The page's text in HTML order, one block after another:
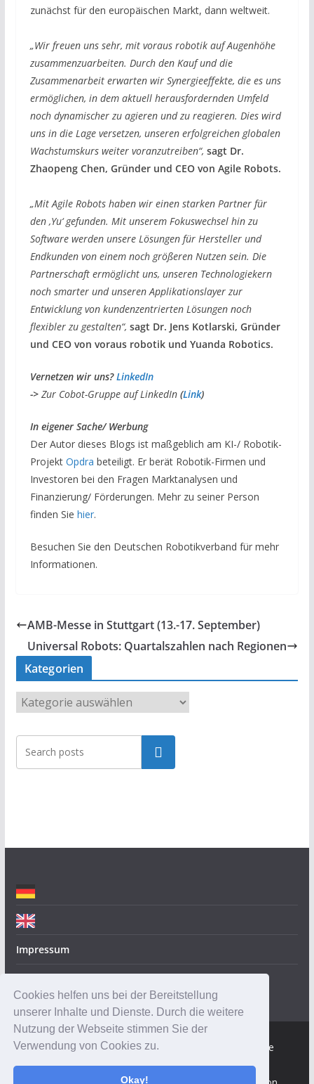
Cookies helfen uns bei der Bereitstellung
unserer Inhalte und Dienste. Durch die weitere
Nutzung der Webseite stimmen Sie der
Verwendung von Cookies zu.
Okay!
zunächst für den europäischen Markt, dann weltweit.
„Wir freuen uns sehr, mit voraus robotik auf Augenhöhe
zusammenzuarbeiten. Durch den Kauf und die
Zusammenarbeit erwarten wir Synergieeffekte, die es uns
ermöglichen, in dem aktuell herausfordernden Umfeld
noch dynamischer zu agieren und zu reagieren. Dies wird
uns in die Lage versetzen, unseren erfolgreichen globalen
Wachstumskurs weiter voranzutreiben“, sagt Dr.
Zhaopeng Chen, Gründer und CEO von Agile Robots.
„Mit Agile Robots haben wir einen starken Partner für
den ‚Yu‘ gefunden. Mit unserem Fokuswechsel hin zu
Software werden unsere Lösungen für Hersteller und
Endkunden von einem noch größeren Nutzen sein. Die
Partnerschaft ermöglicht uns, unseren Technologiekern
noch smarter und unseren Applikationslayer zur
Entwicklung von kundenzentrierten Lösungen noch
flexibler zu gestalten“, sagt Dr. Jens Kotlarski, Gründer
und CEO von voraus robotik und Yuanda Robotics.
Vernetzen wir uns? LinkedIn
-> Zur Cobot-Gruppe auf LinkedIn(Link)
In eigener Sache/ Werbung
Der Autor dieses Blogs ist maßgeblich am KI-/ Robotik-
Projekt Opdra beteiligt. Er berät Robotik-Firmen und
Investoren bei den Fragen Marktanalysen und
Finanzierung/ Förderungen. Mehr zu seiner Person
finden Sie hier.
Besuchen Sie den Deutschen Robotikverband für mehr
Informationen.
AMB-Messe in Stuttgart (13.-17. September)
Universal Robots: Quartalszahlen nach Regionen
Kategorien
a
t
g
Suchen
Impressum
Copyright © 2026Robotik-Insider.de
. Alle Rechte
vorbehalten.